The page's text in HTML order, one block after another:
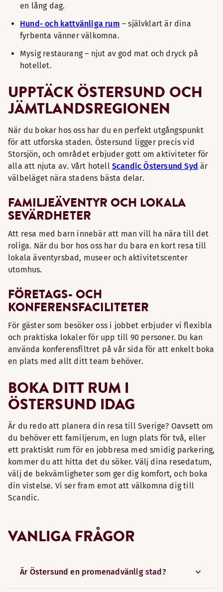
en lång dag.
Hund- och kattvänliga rum – självklart är dina
fyrbenta vänner välkomna.
Mysig restaurang – njut av god mat och dryck på
hotellet.
UPPTÄCK ÖSTERSUND OCH
JÄMTLANDSREGIONEN
När du bokar hos oss har du en perfekt utgångspunkt
för att utforska staden. Östersund ligger precis vid
Storsjön, och området erbjuder gott om aktiviteter för
alla att njuta av. Vårt hotell Scandic Östersund Syd är
välbeläget nära stadens bästa delar.
FAMILJEÄVENTYR OCH LOKALA
SEVÄRDHETER
Att resa med barn innebär att man vill ha nära till det
roliga. När du bor hos oss har du bara en kort resa till
lokala äventyrsbad, museer och aktivitetscenter
utomhus.
FÖRETAGS- OCH
KONFERENSFACILITETER
För gäster som besöker oss i jobbet erbjuder vi flexibla
och praktiska lokaler för upp till 90 personer. Du kan
använda konferensfiltret på vår sida för att enkelt boka
en plats med allt ditt team behöver.
BOKA DITT RUM I
ÖSTERSUND IDAG
Är du redo att planera din resa till Sverige? Oavsett om
du behöver ett familjerum, en lugn plats för två, eller
ett praktiskt rum för en jobbresa med smidig parkering,
kommer du att hitta det du söker. Välj dina resedatum,
välj de bekvämligheter som ger dig komfort, och boka
din vistelse. Vi ser fram emot att välkomna dig till
Scandic.
VANLIGA FRÅGOR
Är Östersund en promenadvänlig stad?